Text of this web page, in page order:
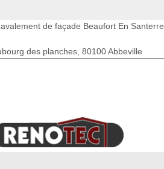
de façade Beaufort En Santerre
des planches, 80100 Abbeville